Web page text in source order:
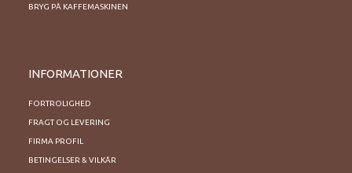
BRYG PÅ KAFFEMASKINEN
INFORMATIONER
FORTROLIGHED
FRAGT OG LEVERING
FIRMA PROFIL
BETINGELSER & VILKÅR